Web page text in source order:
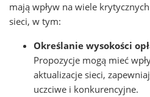
mają wpływ na wiele
sieci, w tym:
Określanie wysokości
Propozycje mogą mieć
aktualizacje sieci,
uczciwe i konkurencyjne.